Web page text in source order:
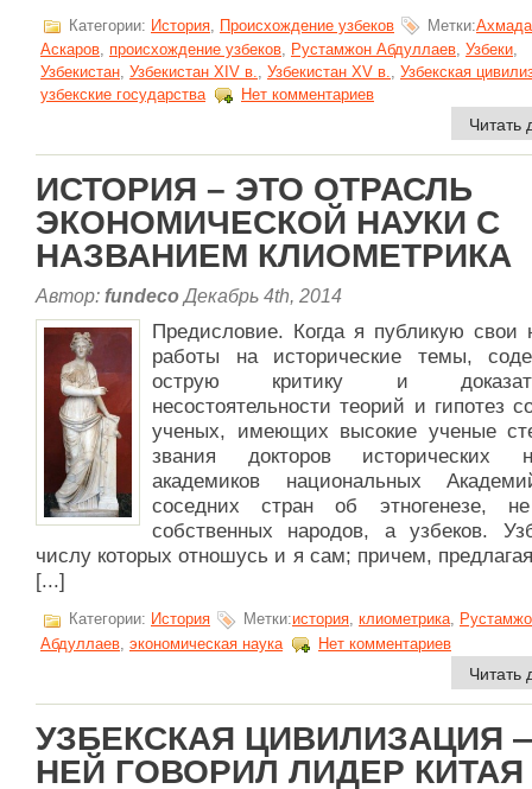
Категории: История Происхождение узбеков Метки:
Аскаров, происхождение узбеков, Рустамжон Абдуллаев, Узбеки,
Узбекистан, Узбекистан XIV в., Узбекистан XV в., Узбекская
узбекские государства
Нет комментариев
Читать
ИСТОРИЯ – ЭТО ОТРАСЛЬ
ЭКОНОМИЧЕСКОЙ НАУКИ С
НАЗВАНИЕМ КЛИОМЕТРИКА
Автор: fundeco Декабрь 4th, 2014
Предисловие. Когда я публикую свои
работы на исторические темы,
острую критику и
несостоятельности теорий и гипотез
ученых, имеющих высокие ученые
звания докторов исторических
академиков национальных
соседних стран об этногенезе,
собственных народов, а узбеков.
числу которых отношусь и я сам; причем,
[...]
Категории: История Метки:история, клиометрика,
Абдуллаев, экономическая наука Нет комментариев
Читать
УЗБЕКСКАЯ ЦИВИЛИЗАЦИЯ
НЕЙ ГОВОРИЛ ЛИДЕР КИТАЯ